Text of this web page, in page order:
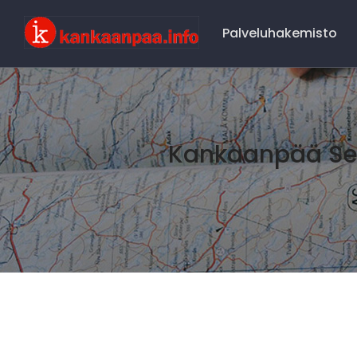
Navigation
Palveluhakemisto
Kankaanpää